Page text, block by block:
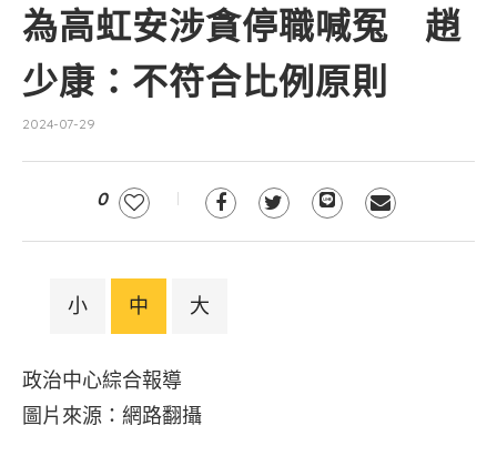
為高虹安涉貪停職喊冤 趙
少康：不符合比例原則
2024-07-29
0
小 中 大
政治中心綜合報導
圖片來源：網路翻攝